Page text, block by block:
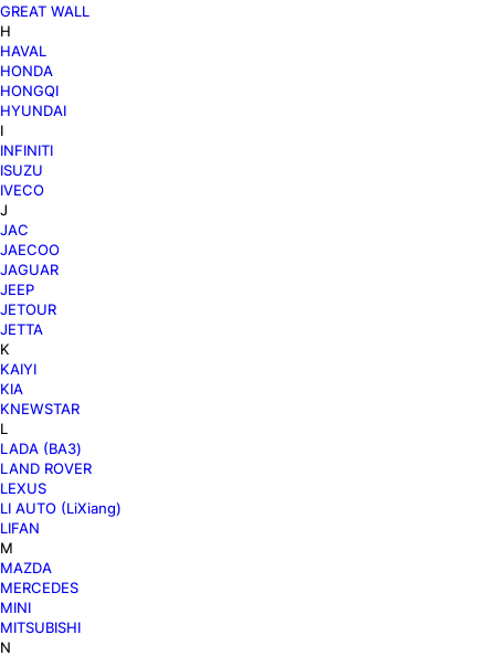
GREAT WALL
H
HAVAL
HONDA
HONGQI
HYUNDAI
I
INFINITI
ISUZU
IVECO
J
JAC
JAECOO
JAGUAR
JEEP
JETOUR
JETTA
K
KAIYI
KIA
KNEWSTAR
L
LADA (ВАЗ)
LAND ROVER
LEXUS
LI AUTO (LiXiang)
LIFAN
M
MAZDA
MERCEDES
MINI
MITSUBISHI
N